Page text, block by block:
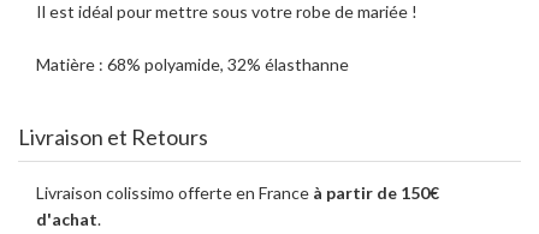
Il est idéal pour mettre sous votre robe de mariée !
Matière : 68% polyamide, 32% élasthanne
Livraison et Retours
Livraison colissimo offerte en France à partir de 150€
d'achat.